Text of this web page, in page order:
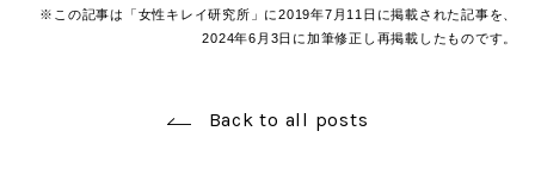
※この記事は「女性キレイ研究所」に2019年7月11日に掲載された記事を、
2024年6月3日に加筆修正し再掲載したものです。
Back to all posts